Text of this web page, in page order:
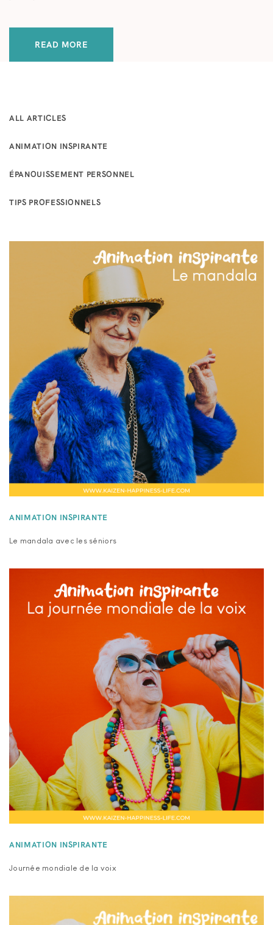
READ MORE
ALL ARTICLES
ANIMATION INSPIRANTE
ÉPANOUISSEMENT PERSONNEL
TIPS PROFESSIONNELS
ANIMATION INSPIRANTE
Le mandala avec les séniors
ANIMATION INSPIRANTE
Journée mondiale de la voix